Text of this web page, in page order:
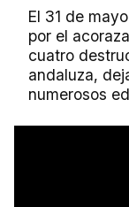
El 31 de
por el
cuatro
andaluza,
numerosos